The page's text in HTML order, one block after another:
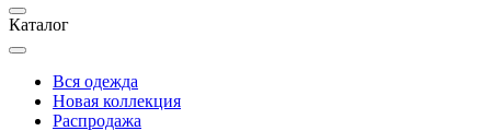
Каталог
Вся одежда
Новая коллекция
Распродажа